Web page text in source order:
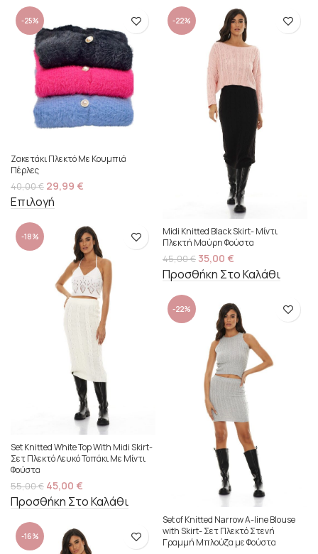
-25%
Ζακετάκι Πλεκτό Με Κουμπιά
Πέρλες
40,00€ 29,99 €
Επιλογή
-22%
Midi Knitted Black Skirt- Μίντι
Πλεκτή Μαύρη Φούστα
45,00€ 35,00 €
Προσθήκη Στο Καλάθι
-18%
Set Knitted White Top With Midi Skirt-
Σετ Πλεκτό Λευκό Τοπάκι Με Μίντι
Φούστα
55,00€ 45,00 €
Προσθήκη Στο Καλάθι
-22%
Set of Knitted Narrow A-line Blouse
with Skirt- Σετ Πλεκτό Στενή
Γραμμή Μπλούζα με Φούστα
-16%